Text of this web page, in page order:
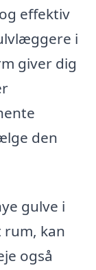
effektiv
i
giver dig
den
gulve i
rum, kan
også